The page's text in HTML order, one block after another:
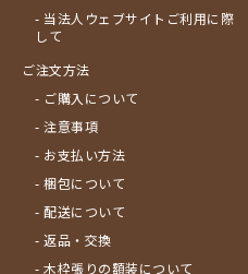
- 当法人ウェブサイトご利用に際
して
ご注文方法
- ご購入について
- 注意事項
- お支払い方法
- 梱包について
- 配送について
- 返品・交換
- 木枠張りの額装について